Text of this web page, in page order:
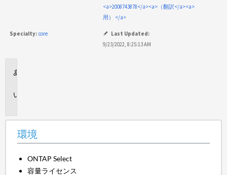
<a>2008743878</a><a>（翻訳</a><a>
用） </a>
Specialty: core
Last Updated:
9/23/2022, 8:25:13 AM
環境
ONTAP Select
容量ライセンス